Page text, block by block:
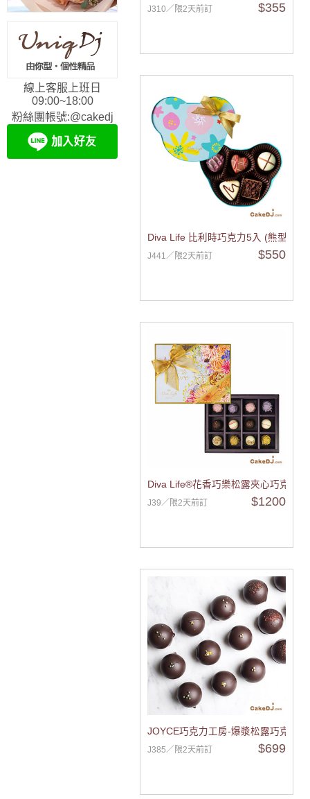
線上客服上班日
09:00~18:00
粉絲團帳號:@cakedj
J310／限2天前訂 $355
Diva Life 比利時巧克力5入 (熊型禮盒)
J441／限2天前訂 $550
Diva Life®花香巧樂松露夾心巧克力
J39／限2天前訂 $1200
JOYCE巧克力工房-爆漿松露巧克力
J385／限2天前訂 $699